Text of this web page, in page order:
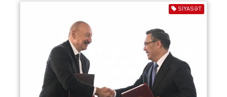
SIYASƏT